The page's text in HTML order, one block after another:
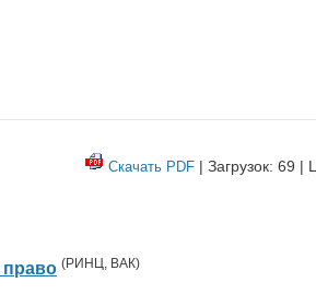
Скачать PDF | Загрузок: 69 |
право (РИНЦ, ВАК)